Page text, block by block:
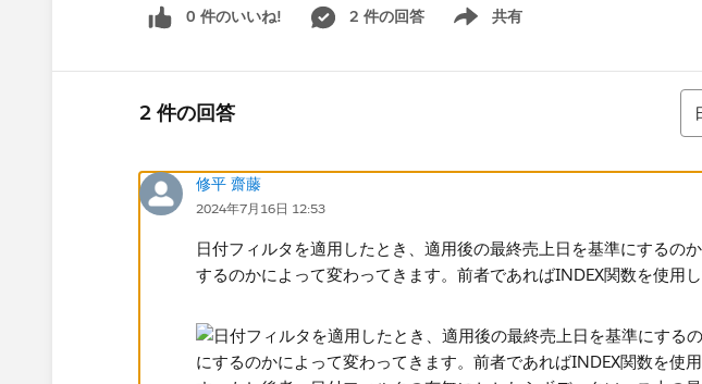
0 件のいいね! 2 件の回答 共有
Show menu
2 件の回答
並
修平 齋藤
2024年7月16日 12:53
日付フィルタを適用したとき、適用後の最終売上日を基準にするの
するのかによって変わってきます。前者であればINDEX関数を使用